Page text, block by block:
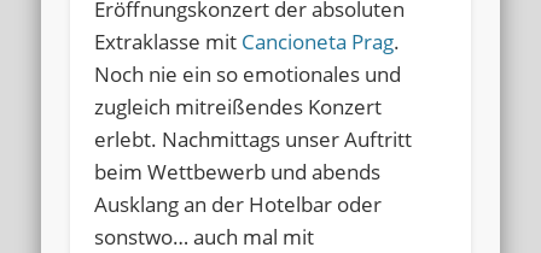
Eröffnungskonzert der absoluten
Extraklasse mit Cancioneta Prag.
Noch nie ein so emotionales und
zugleich mitreißendes Konzert
erlebt. Nachmittags unser Auftritt
beim Wettbewerb und abends
Ausklang an der Hotelbar oder
sonstwo… auch mal mit